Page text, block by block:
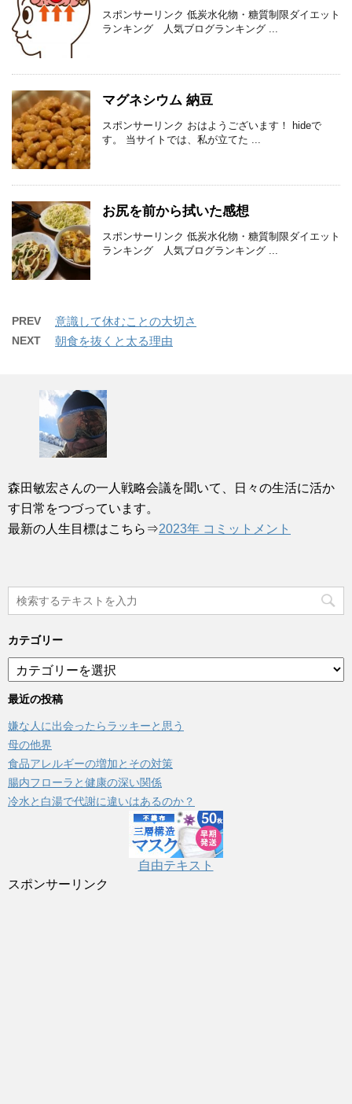
スポンサーリンク 低炭水化物・糖質制限ダイエット
ランキング 人気ブログランキング ...
マグネシウム 納豆
スポンサーリンク おはようございます！ hideで
す。 当サイトでは、私が立てた ...
お尻を前から拭いた感想
スポンサーリンク 低炭水化物・糖質制限ダイエット
ランキング 人気ブログランキング ...
PREV 意識して休むことの大切さ
NEXT 朝食を抜くと太る理由
森田敏宏さんの一人戦略会議を聞いて、日々の生活に活か
す日常をつづっています。
最新の人生目標はこちら⇒2023年 コミットメント
カテゴリー
テ
ゴ
ー
最近の投稿
嫌な人に出会ったらラッキーと思う
母の他界
食品アレルギーの増加とその対策
腸内フローラと健康の深い関係
冷水と白湯で代謝に違いはあるのか？
自由テキスト
スポンサーリンク